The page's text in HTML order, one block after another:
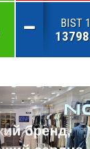
BIST